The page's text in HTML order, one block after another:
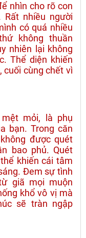
nhìn cho rõ con
nhiều người
có quá nhiều
không thuần
nhiên lại không
Thể diện khiến
cuối cùng chết vì
mỏi, là phụ
bạn. Trong căn
được quét
bao phủ. Quét
khiến cái tâm
Đem sự tình
giã mọi muộn
khổ vô vị mà
sẽ tràn ngập